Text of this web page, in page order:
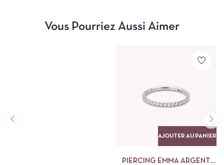
Vous Pourriez Aussi Aimer
AJOUTER AU PANIER
PIERCING EMMA ARGENT